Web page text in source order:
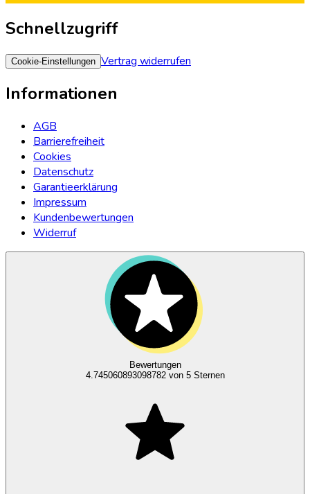
Schnellzugriff
Cookie-Einstellungen Vertrag widerrufen
Informationen
AGB
Barrierefreiheit
Cookies
Datenschutz
Garantieerklärung
Impressum
Kundenbewertungen
Widerruf
Bewertungen
4.745060893098782von 5 Sternen